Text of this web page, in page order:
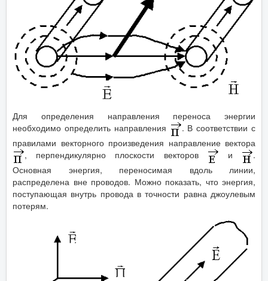
Для определения направления переноса энергии
необходимо определить направления
. В соответствии с
правилами векторного произведения направление вектора
, перпендикулярно плоскости векторов
и
.
Основная энергия, переносимая вдоль линии,
распределена вне проводов. Можно показать, что энергия,
поступающая внутрь провода в точности равна джоулевым
потерям.